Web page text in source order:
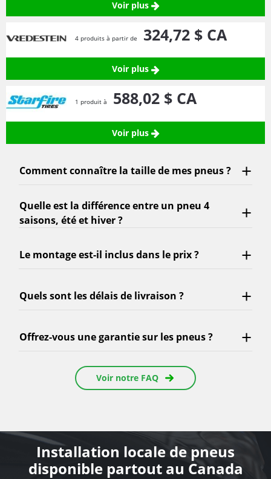
Voir plus
4 produits à partir de 324,72 $ CA
Voir plus
1 produit à 588,02 $ CA
Voir plus
Comment connaître la taille de mes pneus ?
Quelle est la différence entre un pneu 4
saisons, été et hiver ?
Le montage est-il inclus dans le prix ?
Quels sont les délais de livraison ?
Offrez-vous une garantie sur les pneus ?
Voir notre FAQ
Installation locale de pneus
disponible partout au Canada